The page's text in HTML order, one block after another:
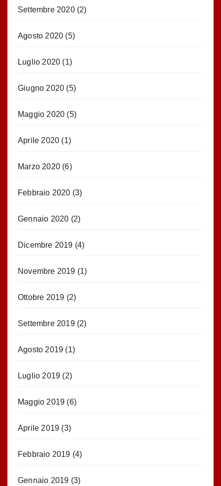
Settembre 2020(2)
Agosto 2020 (5)
Luglio 2020 (1)
Giugno 2020 (5)
Maggio 2020 (5)
Aprile 2020 (1)
Marzo 2020 (6)
Febbraio 2020 (3)
Gennaio 2020 (2)
Dicembre 2019 (4)
Novembre 2019 (1)
Ottobre 2019 (2)
Settembre 2019(2)
Agosto 2019 (1)
Luglio 2019 (2)
Maggio 2019 (6)
Aprile 2019 (3)
Febbraio 2019 (4)
Gennaio 2019 (3)